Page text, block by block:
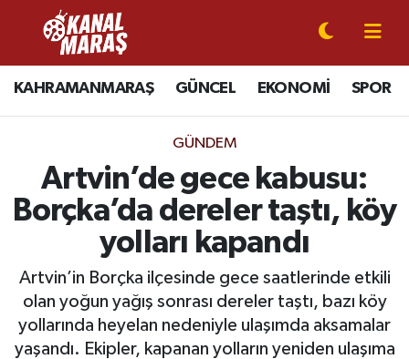
KAHRAMANMARAŞ GÜNCEL EKONOMİ SPOR
GÜNDEM
Artvin’de gece kabusu:
Borçka’da dereler taştı, köy
yolları kapandı
Artvin’in Borçka ilçesinde gece saatlerinde etkili
olan yoğun yağış sonrası dereler taştı, bazı köy
yollarında heyelan nedeniyle ulaşımda aksamalar
yaşandı. Ekipler, kapanan yolların yeniden ulaşıma
CANLI YAYIN
KAHRAMANMARAŞ
GÜNCEL
SPOR
SİYASET
EKONOMİ
GÜNDEM
Kahramanmaraş Nöbetçi Eczaneler
Kahramanmaraş Hava Durumu
Kahramanmaraş Namaz Vakitleri
Kahramanmaraş Trafik Yoğunluk Haritası
Süper Lig Puan Durumu ve Fikstür
Tüm Manşetler
Son Dakika Haberleri